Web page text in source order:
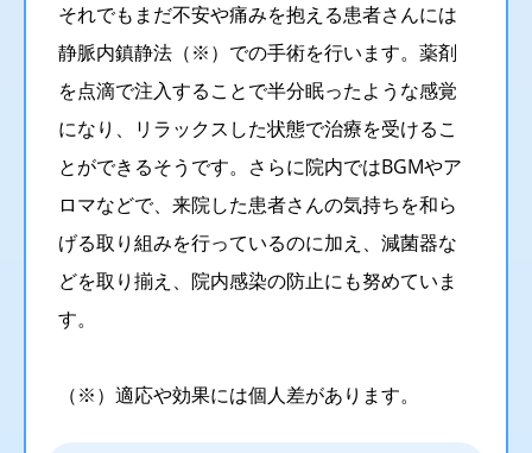
それでもまだ不安や痛みを抱える患者さんには
静脈内鎮静法（※）での手術を行います。薬剤
を点滴で注入することで半分眠ったような感覚
になり、リラックスした状態で治療を受けるこ
とができるそうです。さらに院内ではBGMやア
ロマなどで、来院した患者さんの気持ちを和ら
げる取り組みを行っているのに加え、減菌器な
どを取り揃え、院内感染の防止にも努めていま
す。
（※）適応や効果には個人差があります。